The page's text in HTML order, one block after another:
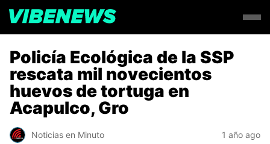
Policía Ecológica de la SSP
rescata mil novecientos
huevos de tortuga en
Acapulco, Gro
Noticias en Minuto 1 año ago